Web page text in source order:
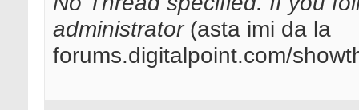
administrator(asta imi da la
forums.digitalpoint.com/